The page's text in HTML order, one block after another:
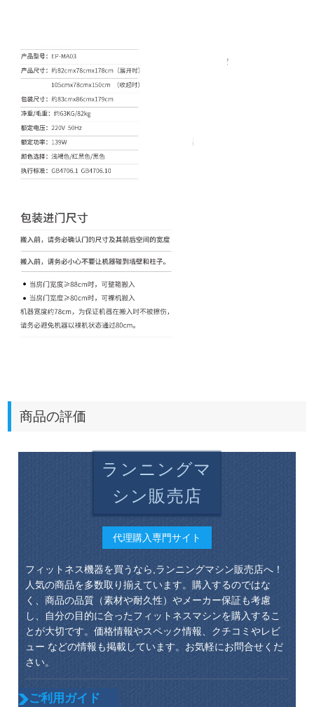
商品の評価
ランニングマ
シン販売店
代理購入専門サイト
フィットネス機器を買うなら,ランニングマシン販売店へ！
人気の商品を多数取り揃えています。購入するのではな
く、商品の品質（素材や耐久性）やメーカー保証も考慮
し、自分の目的に合ったフィットネスマシンを購入するこ
とが大切です。価格情報やスペック情報、クチコミやレビ
ュー などの情報も掲載しています。お気軽にお問合せくだ
さい。
ご利用ガイド